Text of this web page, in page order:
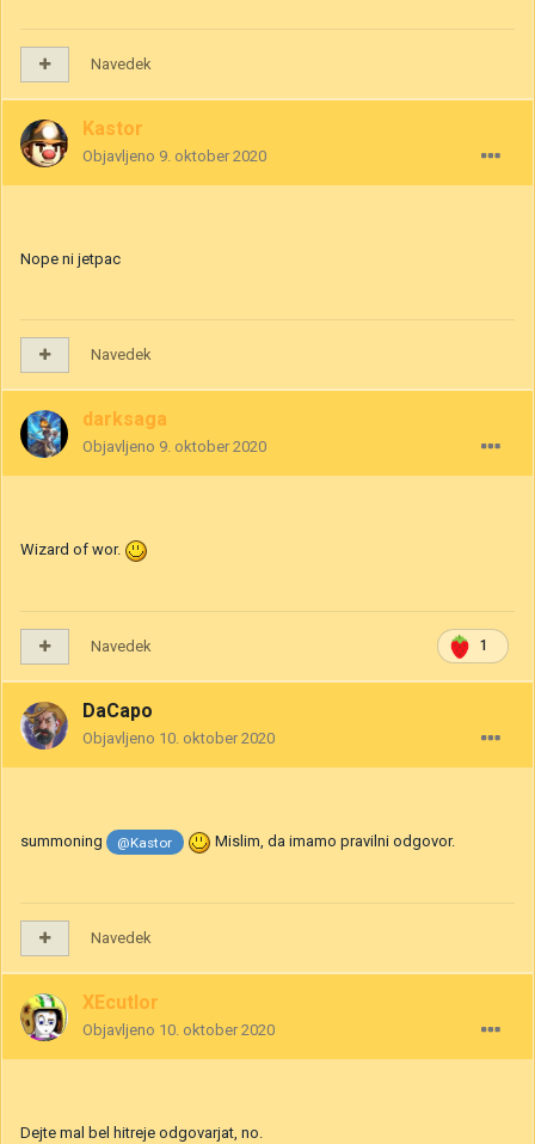
Navedek
Kastor
Objavljeno 9. oktober 2020
Nope ni jetpac
Navedek
darksaga
Objavljeno 9. oktober 2020
Wizard of wor.
1
Navedek
DaCapo
Objavljeno 10. oktober 2020
summoning @Kastor Mislim, da imamo pravilni odgovor.
Navedek
XEcutIor
Objavljeno 10. oktober 2020
Dejte mal bel hitreje odgovarjat, no.